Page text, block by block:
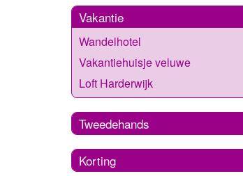
Vakantie
Wandelhotel
Vakantiehuisje veluwe
Loft Harderwijk
Tweedehands
Korting